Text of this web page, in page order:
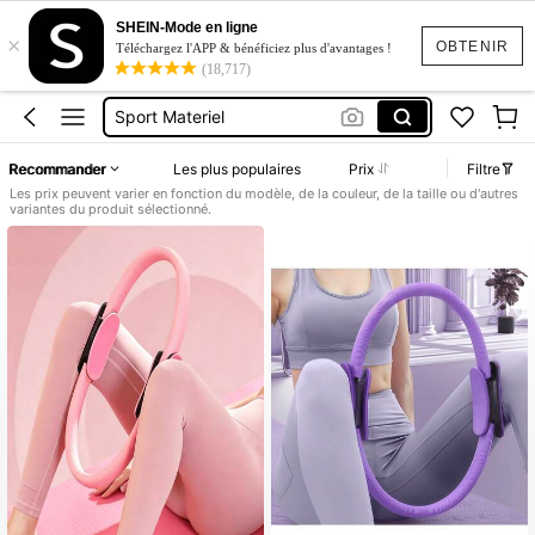
OBTENIR
×
SHEIN-Mode en ligne
Téléchargez l'APP & bénéficiez plus d'avantages !
(18,717)
Pilate Equipment
Kit Pilate Complet
Sport Materiel
Pilates
Pilate Equipment
Recommander Les plus populaires Prix Filtre
Les prix peuvent varier en fonction du modèle, de la couleur, de la taille ou d'autres
variantes du produit sélectionné.